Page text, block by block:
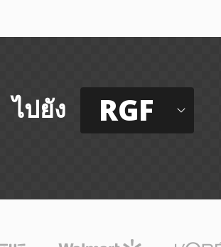
ไปยัง RGF